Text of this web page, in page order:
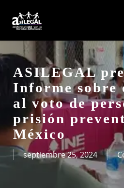
main
content
ASILEGAL
Informe sobre
al voto de
prisión
México
septiembre 25, 2024